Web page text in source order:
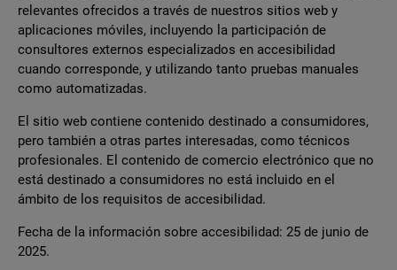
relevantes ofrecidos a través de nuestros sitios web y
aplicaciones móviles, incluyendo la participación de
consultores externos especializados en accesibilidad
cuando corresponde, y utilizando tanto pruebas manuales
como automatizadas.
El sitio web contiene contenido destinado a consumidores,
pero también a otras partes interesadas, como técnicos
profesionales. El contenido de comercio electrónico que no
está destinado a consumidores no está incluido en el
ámbito de los requisitos de accesibilidad.
Fecha de la información sobre accesibilidad: 25 de junio de
2025.